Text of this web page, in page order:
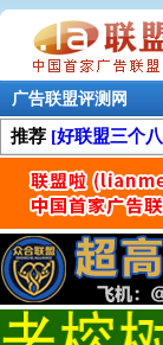
广告联盟评测网
推荐 [好联盟三个